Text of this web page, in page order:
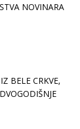
NOVINARA
BELE CRKVE,